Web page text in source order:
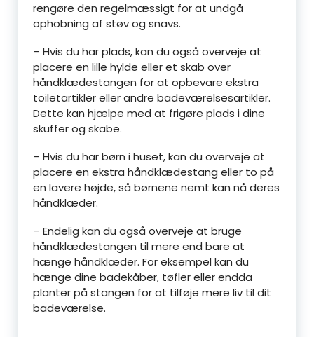
rengøre den regelmæssigt for at undgå
ophobning af støv og snavs.
– Hvis du har plads, kan du også overveje at
placere en lille hylde eller et skab over
håndklædestangen for at opbevare ekstra
toiletartikler eller andre badeværelsesartikler.
Dette kan hjælpe med at frigøre plads i dine
skuffer og skabe.
– Hvis du har børn i huset, kan du overveje at
placere en ekstra håndklædestang eller to på
en lavere højde, så børnene nemt kan nå deres
håndklæder.
– Endelig kan du også overveje at bruge
håndklædestangen til mere end bare at
hænge håndklæder. For eksempel kan du
hænge dine badekåber, tøfler eller endda
planter på stangen for at tilføje mere liv til dit
badeværelse.